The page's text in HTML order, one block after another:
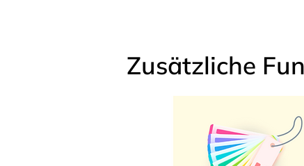
Zusätzliche